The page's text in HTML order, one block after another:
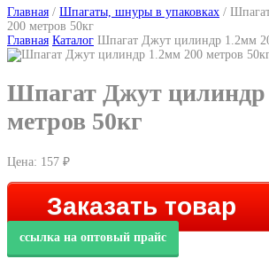
Главная / Шпагаты, шнуры в упаковках /
200 метров 50кг
Главная Каталог Шпагат Джут цилиндр 1.2мм
Шпагат Джут цилиндр
метров 50кг
Цена: 157 ₽
Заказать товар
ссылка на оптовый прайс